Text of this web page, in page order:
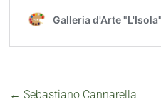
← Sebastiano Cannarella